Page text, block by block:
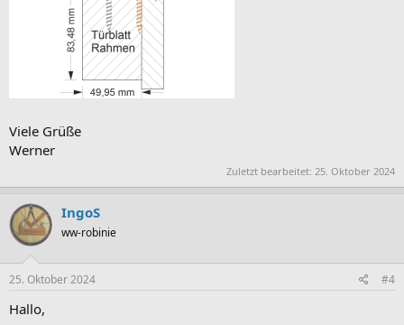
Viele Grüße
Werner
Zuletzt bearbeitet: 25. Oktober 2024
IngoS
ww-robinie
25. Oktober 2024 #4
Hallo,